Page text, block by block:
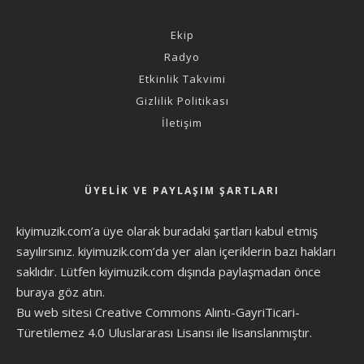
Ekip
Radyo
Etkinlik Takvimi
Gizlilik Politikası
İletişim
ÜYELIK VE PAYLAŞIM ŞARTLARI
kiyimuzik.com’a üye olarak buradaki şartları kabul etmiş
sayılırsınız. kiyimuzik.com’da yer alan içeriklerin bazı hakları
saklıdır. Lütfen kiyimuzik.com dışında paylaşmadan önce
buraya göz atın.
Bu web sitesi Creative Commons Alıntı-GayriTicari-
Türetilemez 4.0 Uluslararası Lisansı ile lisanslanmıştır.